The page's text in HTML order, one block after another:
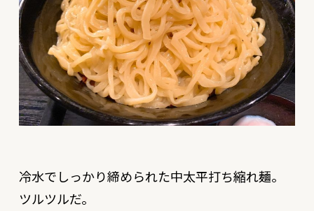
冷水でしっかり締められた中太平打ち縮れ麺。
ツルツルだ。